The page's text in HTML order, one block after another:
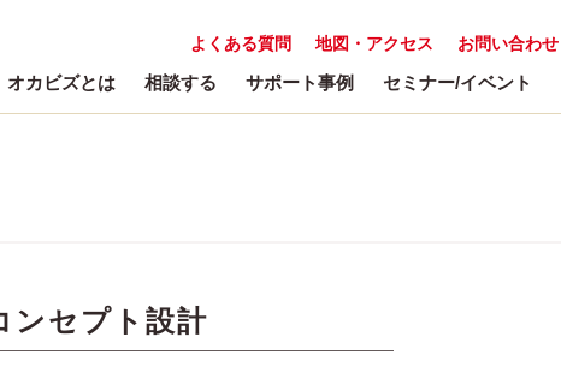
お問い合わせ
地図・アクセス
よくある質問
オカビズとは 相談する サポート事例 セミナー/イベント
ンセプト設計